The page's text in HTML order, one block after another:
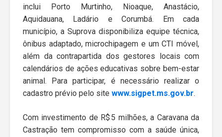
inclui Porto Murtinho, Nioaque, Anastácio,
Aquidauana, Ladário e Corumbá. Em cada
município, a Suprova disponibiliza equipe técnica,
ônibus adaptado, microchipagem e um CTI móvel,
além da contrapartida dos gestores locais com
calendários de ações educativas sobre bem-estar
animal. Para participar, é necessário realizar o
cadastro prévio pelo site www.sigpet.ms.gov.br.
Com investimento de R$ 5 milhões, a Caravana da
Castração tem compromisso com a saúde única,